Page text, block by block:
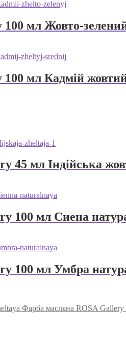
мл Жовто-
мл Кадмій жовтий
45 мл Індійська
100 мл Сиена
100 мл Умбра
Фарба масляна ROSA